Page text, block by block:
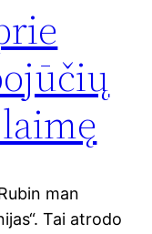
man
Tai atrodo